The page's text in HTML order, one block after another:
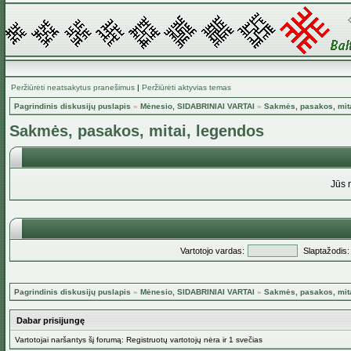
Peržiūrėti neatsakytus pranešimus | Peržiūrėti aktyvias temas
Pagrindinis diskusijų puslapis » Mėnesio, SIDABRINIAI VARTAI » Sakmės, pasakos,
Sakmės, pasakos, mitai, legendos
Jūs
Vartotojo vardas: Slaptažodis:
Pagrindinis diskusijų puslapis » Mėnesio, SIDABRINIAI VARTAI » Sakmės, pasakos,
Dabar prisijungę
Vartotojai naršantys šį forumą: Registruotų vartotojų nėra ir 1 svečias